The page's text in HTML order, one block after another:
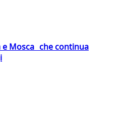
e Mosca che continua